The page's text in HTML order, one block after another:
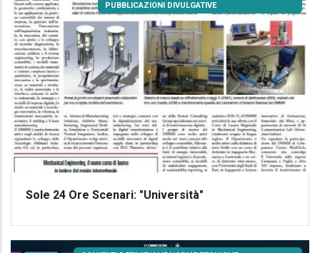
PUBBLICAZIONI DIVULGATIVE
Sole 24 Ore Scenari: "Università"